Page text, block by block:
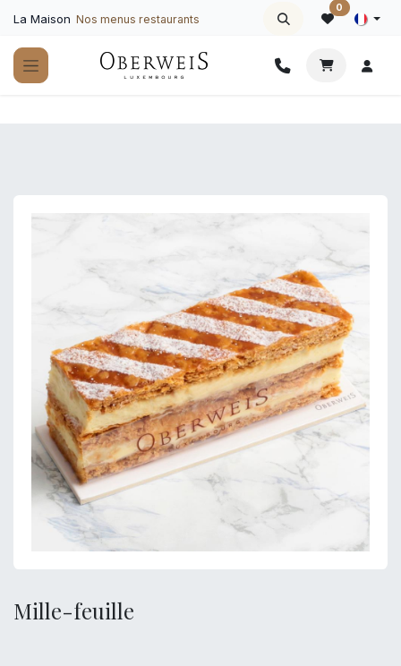
La Maison Nos menus restaurants
0
Mille-feuille